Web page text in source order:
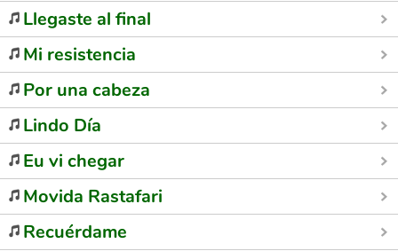
Llegaste al final
Mi resistencia
Por una cabeza
Lindo Día
Eu vi chegar
Movida Rastafari
Recuérdame